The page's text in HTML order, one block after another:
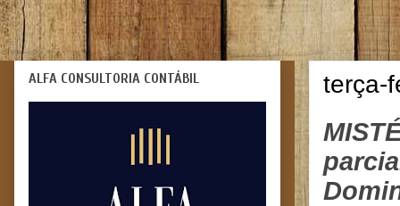
terça-
ALFA CONSULTORIA CONTÁBIL